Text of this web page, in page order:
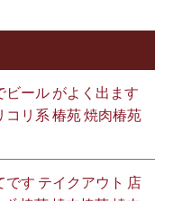
ール がよく出ます
リ系 椿苑 焼肉椿苑
す テイクアウト 店